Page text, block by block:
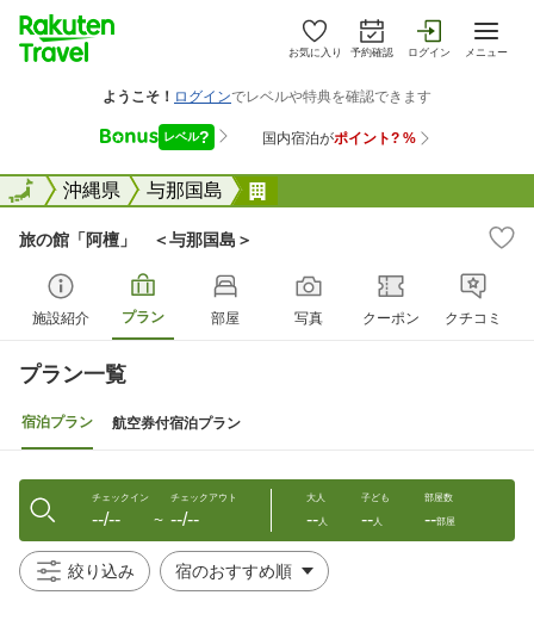
お気に入り 予約確認 ログイン メニュー
全国沖縄県 与那国島
全国
旅の館「阿檀」 ＜与那国島＞
施設紹介 プラン 部屋 写真 クーポン クチコミ
プラン一覧
宿泊プラン 航空券付宿泊プラン
チェックイン
--/-- 〜
チェックアウト
--/--
大人
--人
子ども
--人
部屋数
--部屋
絞り込み